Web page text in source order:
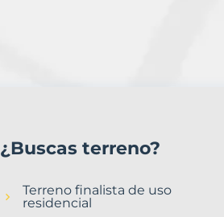
¿Buscas terreno?
Terreno finalista de uso
residencial